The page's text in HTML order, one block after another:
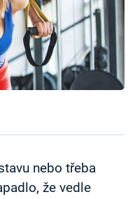
nebo třeba
že vedle